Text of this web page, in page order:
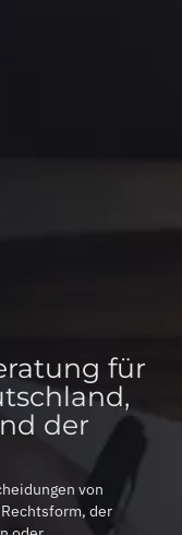
für
der
von
der